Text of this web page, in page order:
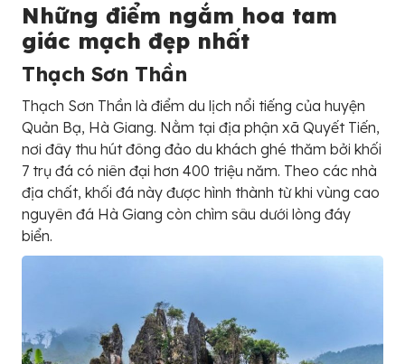
Những điểm ngắm hoa tam
giác mạch đẹp nhất
Thạch Sơn Thần
Thạch Sơn Thần là điểm du lịch nổi tiếng của huyện
Quản Bạ, Hà Giang. Nằm tại địa phận xã Quyết Tiến,
nơi đây thu hút đông đảo du khách ghé thăm bởi khối
7 trụ đá có niên đại hơn 400 triệu năm. Theo các nhà
địa chất, khối đá này được hình thành từ khi vùng cao
nguyên đá Hà Giang còn chìm sâu dưới lòng đáy
biển.